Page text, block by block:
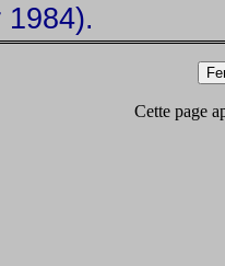
1984).
Cette page